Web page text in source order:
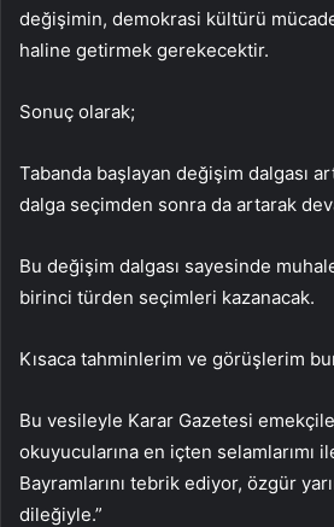
değişimin, demokrasi kültürü
haline getirmek gerekecektir.
Sonuç olarak;
Tabanda başlayan değişim dalgası
dalga seçimden sonra da artarak
Bu değişim dalgası sayesinde
birinci türden seçimleri kazanacak.
Kısaca tahminlerim ve görüşlerim
Bu vesileyle Karar Gazetesi
okuyucularına en içten selamlarımı
Bayramlarını tebrik ediyor, özgür
dileğiyle.”